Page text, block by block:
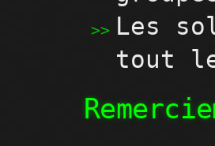
Les
tout